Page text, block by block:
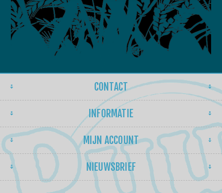
CONTACT
INFORMATIE
MIJN ACCOUNT
NIEUWSBRIEF